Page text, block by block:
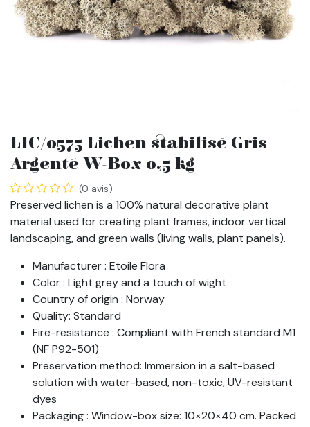
LIC/0575 Lichen stabilisé Gris
Argenté W-Box 0,5 kg
(0 avis)
Preserved lichen is a 100% natural decorative plant
material used for creating plant frames, indoor vertical
landscaping, and green walls (living walls, plant panels).
Manufacturer : Etoile Flora
Color : Light grey and a touch of wight
Country of origin : Norway
Quality: Standard
Fire-resistance : Compliant with French standard M1
(NF P92-501)
Preservation method: Immersion in a salt-based
solution with water-based, non-toxic, UV-resistant
dyes
Packaging : Window-box size: 10×20×40 cm. Packed